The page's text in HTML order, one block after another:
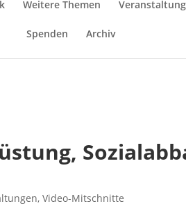
Weitere Themen
Spenden Archiv
,Video-Mitschnitte